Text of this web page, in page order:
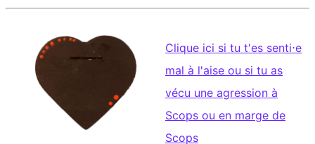
Clique ici si tu t'es senti⋅e
mal à l'aise ou si tu as
vécu une agression à
Scops ou en marge de
Scops